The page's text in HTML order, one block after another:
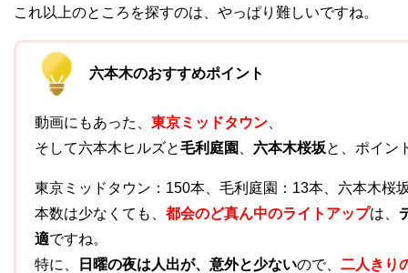
これ以上のところを探すのは、やっぱり難しいですね。
六本木のおすすめポイント
動画にもあった、 東京ミッドタウン
そして六本木ヒルズと毛利庭園 六本木桜坂と、ポイン
東京ミッドタウン：150本、毛利庭園：13本、六本木桜
本数は少なくても、 都会のど真ん中のライトアップは、
適ですね。
特に、
日曜の夜は人出が、意外と少ないので、 二人きり